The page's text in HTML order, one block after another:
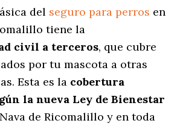
del seguro para perros en
tiene la
civil a terceros, que cubre
por tu mascota a otras
Esta es la cobertura
la nueva Ley de Bienestar
de Ricomalillo y en toda